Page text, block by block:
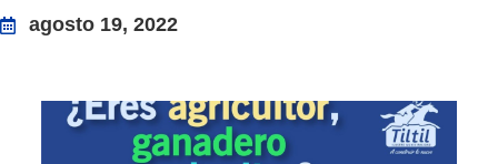
agosto 19, 2022